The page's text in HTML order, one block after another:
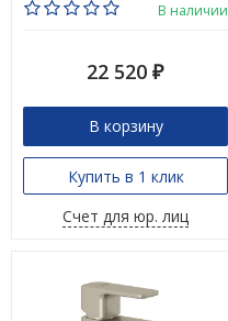
В наличии
22 520 ₽
В корзину
Купить в 1 клик
Счет для юр. лиц